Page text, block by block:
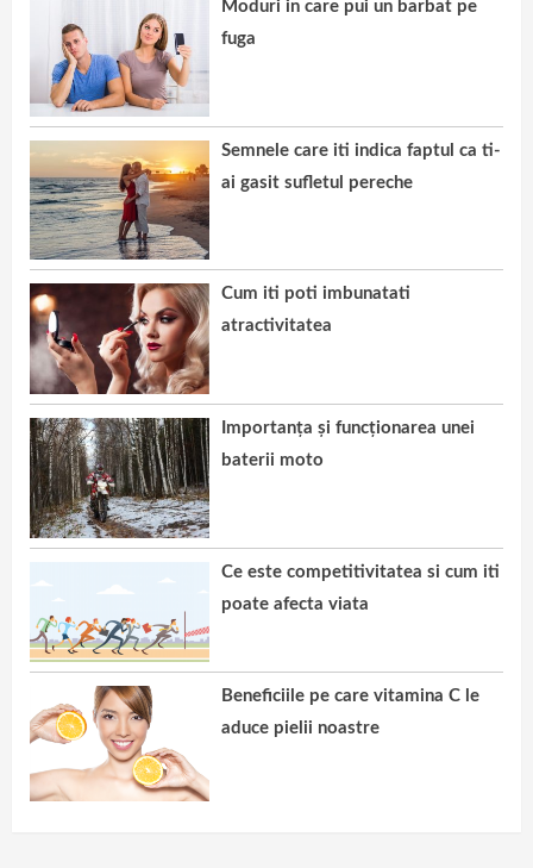
Moduri in care pui un barbat pe
fuga
Semnele care iti indica faptul ca ti-
ai gasit sufletul pereche
Cum iti poti imbunatati
atractivitatea
Importanța și funcționarea unei
baterii moto
Ce este competitivitatea si cum iti
poate afecta viata
Beneficiile pe care vitamina C le
aduce pielii noastre